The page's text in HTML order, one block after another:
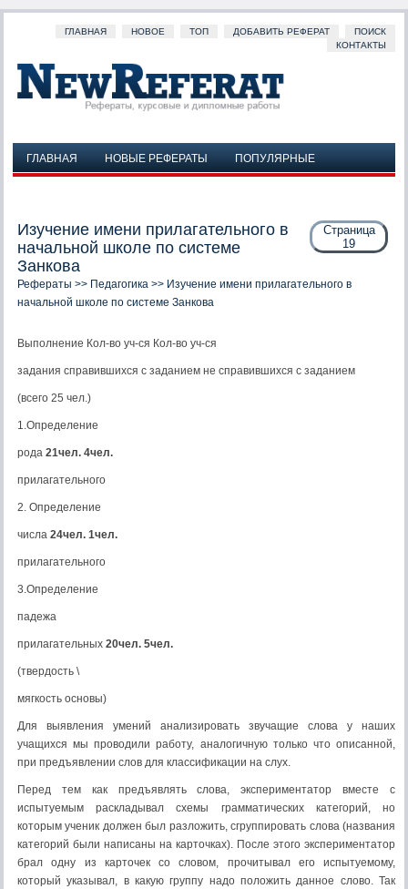
ГЛАВНАЯ НОВОЕ ТОП ДОБАВИТЬ РЕФЕРАТ
ПОИСК
КОНТАКТЫ
ГЛАВНАЯ НОВЫЕ РЕФЕРАТЫ
ПОПУЛЯРНЫЕ
Страница
19
Изучение имени прилагательного в
начальной школе по системе
Занкова
Рефераты >> Педагогика >> Изучение имени прилагательного в
начальной школе по системе Занкова
Выполнение Кол-во уч-ся Кол-во уч-ся
задания справившихся с заданием не справившихся с заданием
(всего 25 чел.)
1.Определение
рода 21чел. 4чел.
прилагательного
2. Определение
числа 24чел. 1чел.
прилагательного
3.Определение
падежа
прилагательных 20чел. 5чел.
(твердость \
мягкость основы)
Для выявления умений анализировать звучащие сло­ва у наших
учащихся мы проводили работу, аналогич­ную только что описанной,
при предъявлении слов для классификации на слух.
Перед тем как предъявлять слова, экспериментатор вместе с
испытуемым раскладывал схемы грамматиче­ских категорий, но
которым ученик должен был разло­жить, сгруппировать слова (названия
категорий были написаны на карточках). После этого экспериментатор
брал одну из карточек со словом, прочитывал его испы­туемому,
который указывал, в какую группу надо поло­жить данное слово. Так